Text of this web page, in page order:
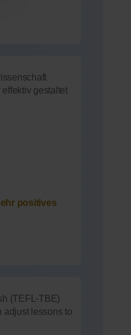
gestaltet
positives
(TEFL-TBE)
adjust lessons to